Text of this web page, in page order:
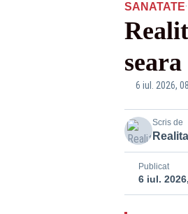
SANATATE·
6 iul. 2026,
Scris de
Publicat
6 iul.